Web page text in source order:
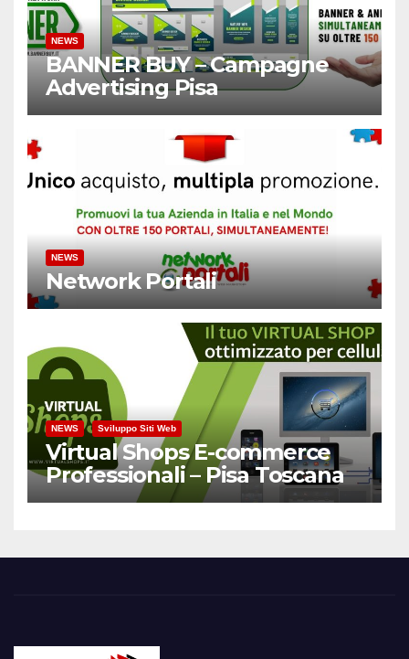
NEWS
BANNER BUY – Campagne
Advertising Pisa
NEWS
Network Portali
NEWS Sviluppo Siti Web
Virtual Shops E-commerce
Professionali – Pisa Toscana